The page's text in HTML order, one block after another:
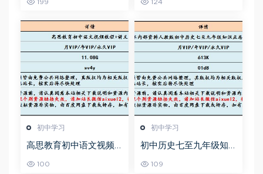
35G百度网盘资源打包下
199 124
初中学习
高思教育初中语文视频
全部课程
100
初中学习
初中历史七至九年级知
衡水内部资料人教版，
109